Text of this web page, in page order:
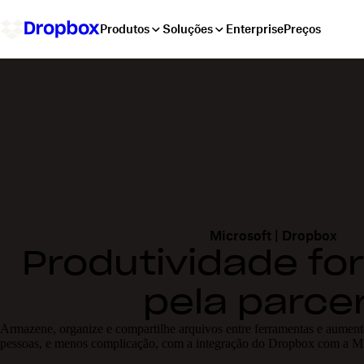
Produtos Soluções EnterprisePreços
Microsoft | Dropbox
Produtividade
pela
Armazene, organize e compartilhe arquivos entre ferramentas e
pessoas, e menos complicação, com a integração do Dropbox com a